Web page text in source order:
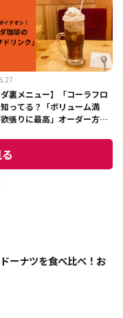
ダ裏メニュー】「コーラフロ
ってる？「ボリューム満
張りに最高」オーダー方法
ーナツを食べ比べ！お